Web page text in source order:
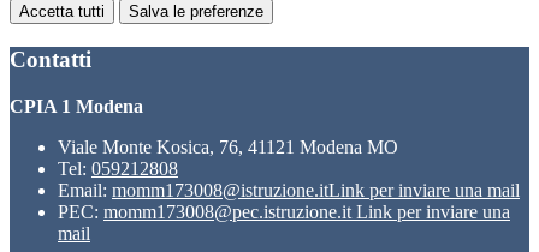
Accetta tutti Salva le preferenze
Contatti
CPIA 1 Modena
Viale Monte Kosica, 76, 41121 Modena MO
Tel: 059212808
Email: momm173008@istruzione.itLink per inviare una mail
PEC: momm173008@pec.istruzione.it Link per inviare una
mail